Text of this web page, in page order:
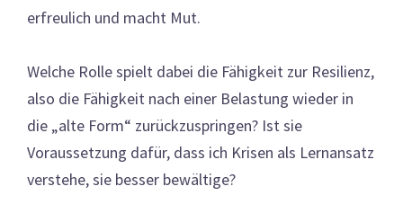
erfreulich und macht Mut.
Welche Rolle spielt dabei die Fähigkeit zur Resilienz,
also die Fähigkeit nach einer Belastung wieder in
die „alte Form“ zurückzuspringen? Ist sie
Voraussetzung dafür, dass ich Krisen als Lernansatz
verstehe, sie besser bewältige?